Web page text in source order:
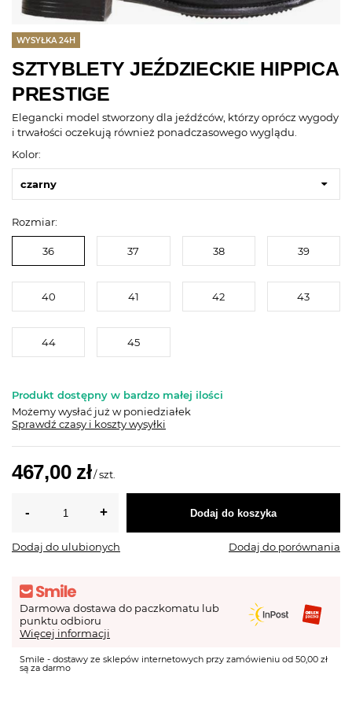
SZTYBLETY JEŹDZIECKIE HIPPICA
PRESTIGE
Elegancki model stworzony dla jeźdźców, którzy oprócz wygody
i trwałości oczekują również ponadczasowego wyglądu.
WYSYŁKA 24H
Kolor:
czarny
Rozmiar:
36 37 38 39
40 41 42 43
44 45
Produkt dostępny w bardzo małej ilości
Możemy wysłać już w poniedziałek
Sprawdź czasy i koszty wysyłki
467,00 zł/szt.
Dodaj do koszyka
Dodaj do ulubionych Dodaj do porównania
Darmowa dostawa do paczkomatu lub
punktu odbioru
Więcej informacji
Smile - dostawy ze sklepów internetowych przy zamówieniu od 50,00 zł
są za darmo